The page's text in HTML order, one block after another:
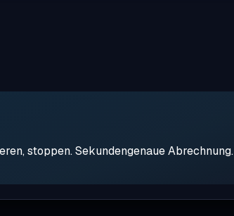
stoppen. Sekundengenaue Abrechnung.